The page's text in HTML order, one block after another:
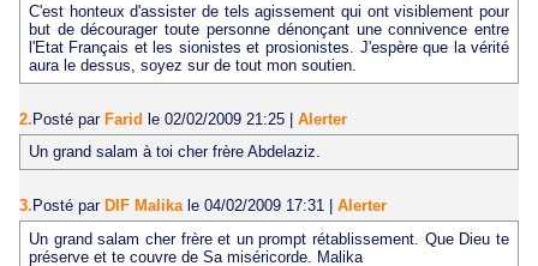
C'est honteux d'assister de tels agissement qui ont visiblement pour
but de décourager toute personne dénonçant une connivence entre
l'Etat Français et les sionistes et prosionistes. J'espère que la vérité
aura le dessus, soyez sur de tout mon soutien.
2.Posté par Farid le 02/02/2009 21:25 | Alerter
Un grand salam à toi cher frère Abdelaziz.
3. Posté par DIF Malika le 04/02/2009 17:31
Alerter
Un grand salam cher frère et un prompt rétablissement. Que Dieu te
préserve et te couvre de Sa miséricorde. Malika